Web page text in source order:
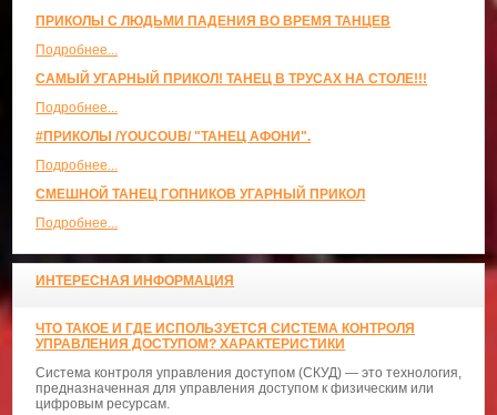
ПРИКОЛЫ С ЛЮДЬМИ ПАДЕНИЯ ВО ВРЕМЯ ТАНЦЕВ
Подробнее...
САМЫЙ УГАРНЫЙ ПРИКОЛ! ТАНЕЦ В ТРУСАХ НА СТОЛЕ!!!
Подробнее...
#ПРИКОЛЫ /YOUCOUB/ "ТАНЕЦ АФОНИ".
Подробнее...
СМЕШНОЙ ТАНЕЦ ГОПНИКОВ УГАРНЫЙ ПРИКОЛ
Подробнее...
ИНТЕРЕСНАЯ ИНФОРМАЦИЯ
ЧТО ТАКОЕ И ГДЕ ИСПОЛЬЗУЕТСЯ СИСТЕМА КОНТРОЛЯ
УПРАВЛЕНИЯ ДОСТУПОМ? ХАРАКТЕРИСТИКИ
Система контроля управления доступом (СКУД) — это технология,
предназначенная для управления доступом к физическим или
цифровым ресурсам.